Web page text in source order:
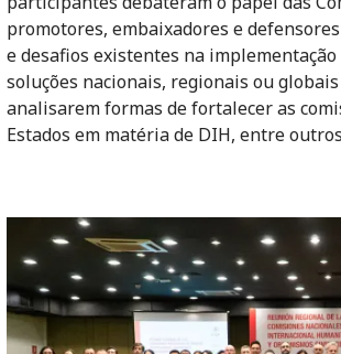
promotores, embaixadores e
e desafios existentes na
soluções nacionais, regionais ou
analisarem formas de fortalecer as
Estados em matéria de DIH, entre